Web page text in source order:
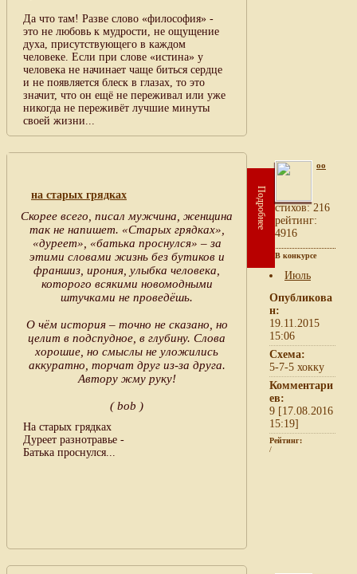
Да что там! Разве слово «философия» -
это не любовь к мудрости, не ощущение
духа, присутствующего в каждом
человеке. Если при слове «истина» у
человека не начинает чаще биться сердце
и не появляется блеск в глазах, то это
значит, что он ещё не переживал или уже
никогда не переживёт лучшие минуты
своей жизни...
на старых грядках
Скорее всего, писал мужчина, женщина
так не напишет. «Старых грядках»,
«дуреет», «батька проснулся» – за
этими словами жизнь без бутиков и
франшиз, ирония, улыбка человека,
которого всякими новомодными
штучками не проведёшь.
О чём история – точно не сказано, но
целит в подспудное, в глубину. Слова
хорошие, но смыслы не уложились
аккуратно, торчат друг из-за друга.
Автору жму руку!
( bob )
На старых грядках
Дуреет разнотравье -
Батька проснулся...
Подробнее
oo
cтихов: 216
рейтинг:
4916
В конкурсе
Июль
Опубликова
н:
19.11.2015
15:06
Схема:
5-7-5 хокку
Комментари
ев:
9 [17.08.2016
15:19]
Рейтинг:
/